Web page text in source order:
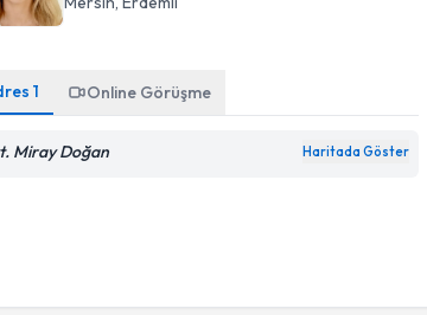
1 Online Görüşme
Miray Doğan Haritada Göster